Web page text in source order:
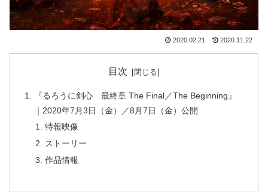
2020.02.21 2020.11.22
目次
『るろうに剣心 最終章 The Final／The Beginning』
｜2020年7月3日（金）／8月7日（金）公開
特報映像
ストーリー
作品情報